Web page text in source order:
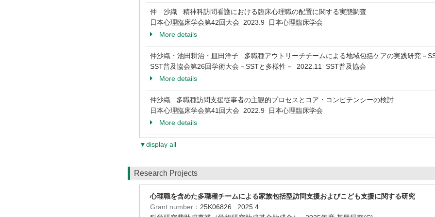
仲 沙織 精神科訪問看護における臨床心理職の配置に関する実態調査
日本心理臨床学会第42回大会 2023.9 日本心理臨床学会
More details
仲沙織・池田耕治・皿田洋子 多職種アウトリーチチームによる地域包括ケアの実践研究－
SST普及協会第26回学術大会－SSTと多様性－ 2022.11 SST普及協会
More details
仲沙織 多職種訪問支援従事者の主観的プロセスとコア・コンピテンシーの検討
日本心理臨床学会第41回大会 2022.9 日本心理臨床学会
More details
▼display all
Research Projects
心理職を含めた多職種チームによる家族包括型訪問支援およびこども支援に関する研究
Grant number： 25K06826 2025.4